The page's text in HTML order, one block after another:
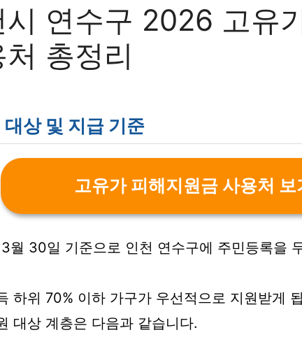
시 연수구 2026 고유
총정리
대상 및 지급 기준
고유가 피해지원금 사용처 보
월 30일 기준으로 인천 연수구에 주민등록을
하위 70% 이하 가구가 우선적으로 지원받게
대상 계층은 다음과 같습니다.